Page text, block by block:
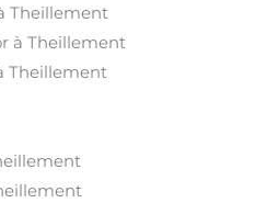
Theillement
à Theillement
Theillement